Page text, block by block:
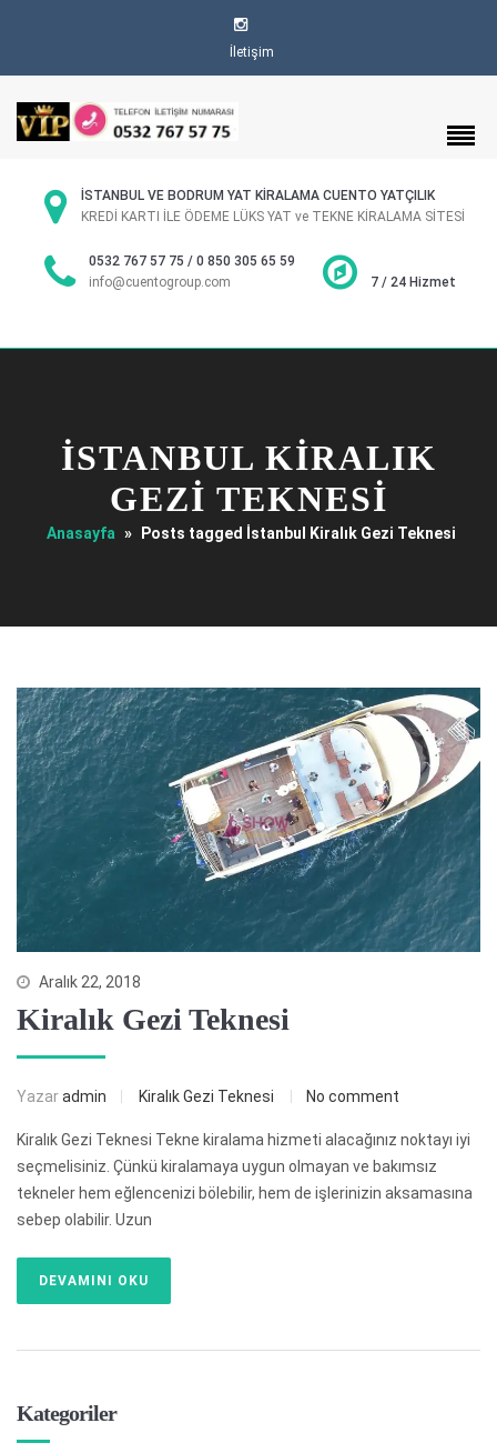
İletişim
İSTANBUL VE BODRUM YAT KİRALAMA CUENTO YATÇILIK
KREDİ KARTI İLE ÖDEME LÜKS YAT ve TEKNE KİRALAMA SİTESİ
0532 767 57 75 / 0 850 305 65 59
info@cuentogroup.com
7 / 24 Hizmet
İSTANBUL KIRALIK
GEZI TEKNESI
Anasayfa » Posts tagged İstanbul Kiralık Gezi Teknesi
Aralık 22, 2018
Kiralık Gezi Teknesi
Yazaradmin Kiralık Gezi Teknesi No comment
Kiralık Gezi Teknesi Tekne kiralama hizmeti alacağınız noktayı iyi
seçmelisiniz. Çünkü kiralamaya uygun olmayan ve bakımsız
tekneler hem eğlencenizi bölebilir, hem de işlerinizin aksamasına
sebep olabilir. Uzun
DEVAMINI OKU
Kategoriler